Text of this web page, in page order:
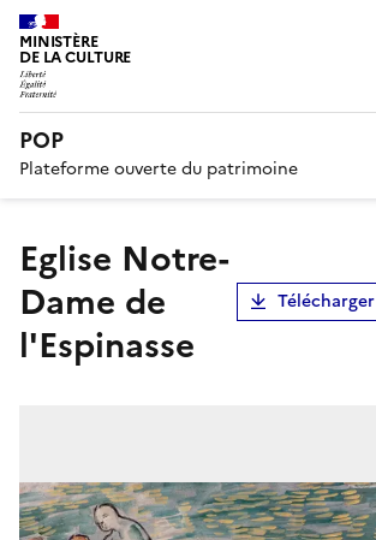
MINISTÈRE
DE LA CULTURE
POP
Plateforme ouverte du patrimoine
Eglise Notre-
Dame de
l'Espinasse
Télécharger